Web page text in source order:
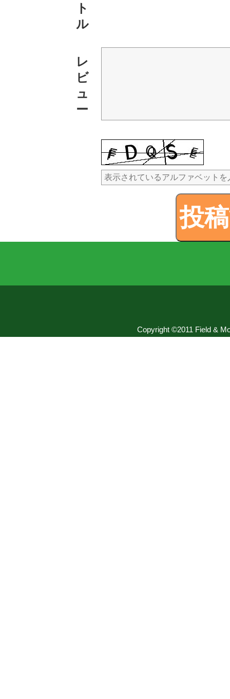
ト
ル
レ
ビ
ュ
ー
Copyright ©2011 Field &